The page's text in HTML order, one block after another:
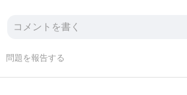
問題を報告する